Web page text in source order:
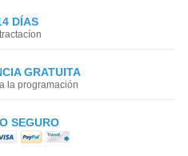
DÍAS
GRATUITA
la programación
SEGURO